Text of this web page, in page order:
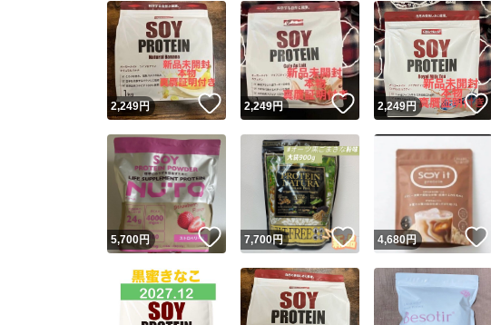
2,249円 いいね！
2,249円 いいね！
2,249円
5,700円 いいね！
7,700円 いいね！
4,680円